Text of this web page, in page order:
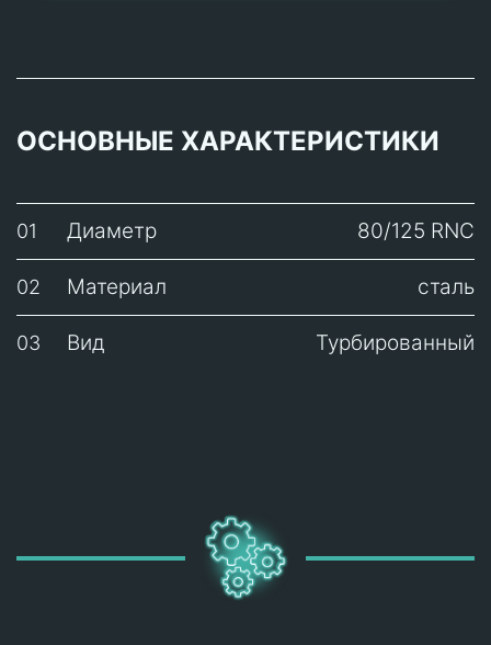
ОСНОВНЫЕ ХАРАКТЕРИСТИКИ
01 Диаметр 80/125 RNC
02 Материал сталь
03 Вид Турбированный